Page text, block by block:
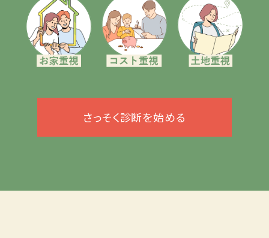
さっそく診断を始める